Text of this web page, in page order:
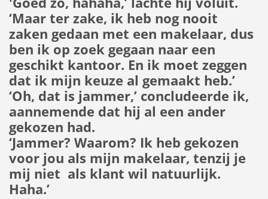
‘Maar ter zake, ik heb nog nooit
zaken gedaan met een makelaar, dus
ben ik op zoek gegaan naar een
geschikt kantoor. En ik moet zeggen
dat ik mijn keuze al gemaakt heb.’
‘Oh, dat is jammer,’ concludeerde ik,
aannemende dat hij al een ander
gekozen had.
‘Jammer? Waarom? Ik heb gekozen
voor jou als mijn makelaar, tenzij je
mij niet als klant wil natuurlijk.
Haha.’